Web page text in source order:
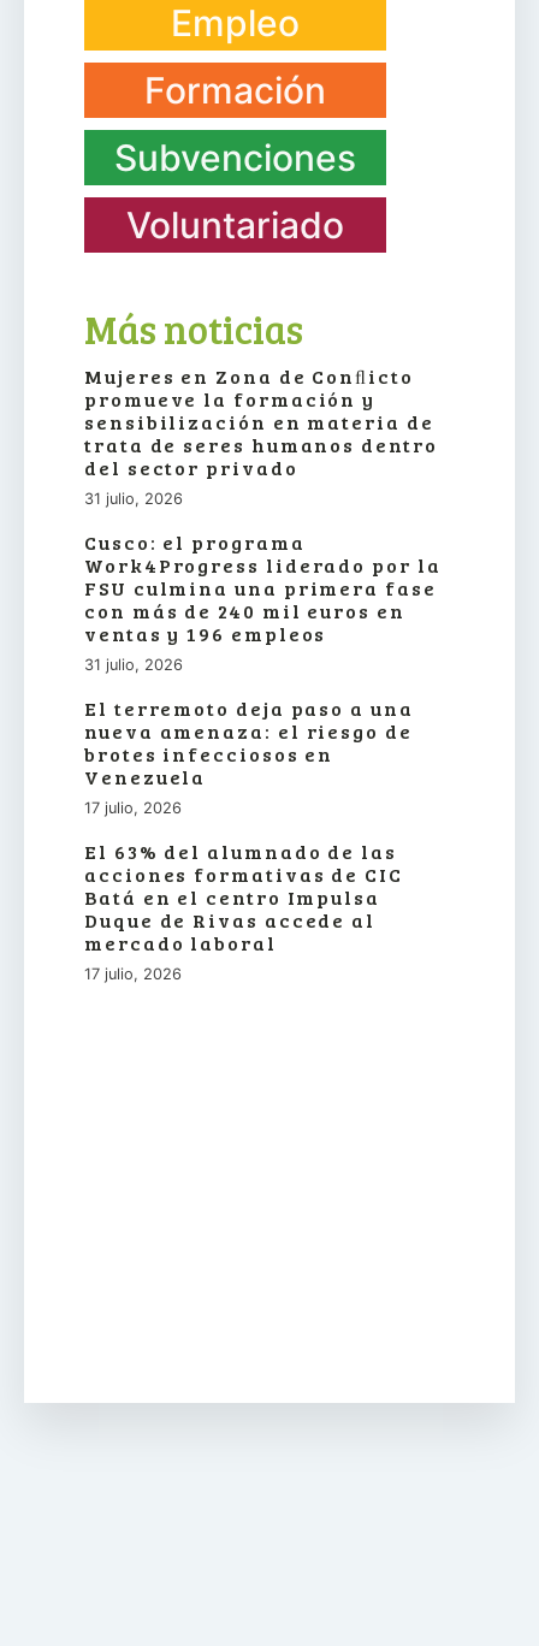
Empleo
Formación
Subvenciones
Voluntariado
Más noticias
Mujeres en Zona de Conﬂicto
promueve la formación y
sensibilización en materia de
trata de seres humanos dentro
del sector privado
31 julio, 2026
Cusco: el programa
Work4Progress liderado por la
FSU culmina una primera fase
con más de 240 mil euros en
ventas y 196 empleos
31 julio, 2026
El terremoto deja paso a una
nueva amenaza: el riesgo de
brotes infecciosos en
Venezuela
17 julio, 2026
El 63% del alumnado de las
acciones formativas de CIC
Batá en el centro Impulsa
Duque de Rivas accede al
mercado laboral
17 julio, 2026